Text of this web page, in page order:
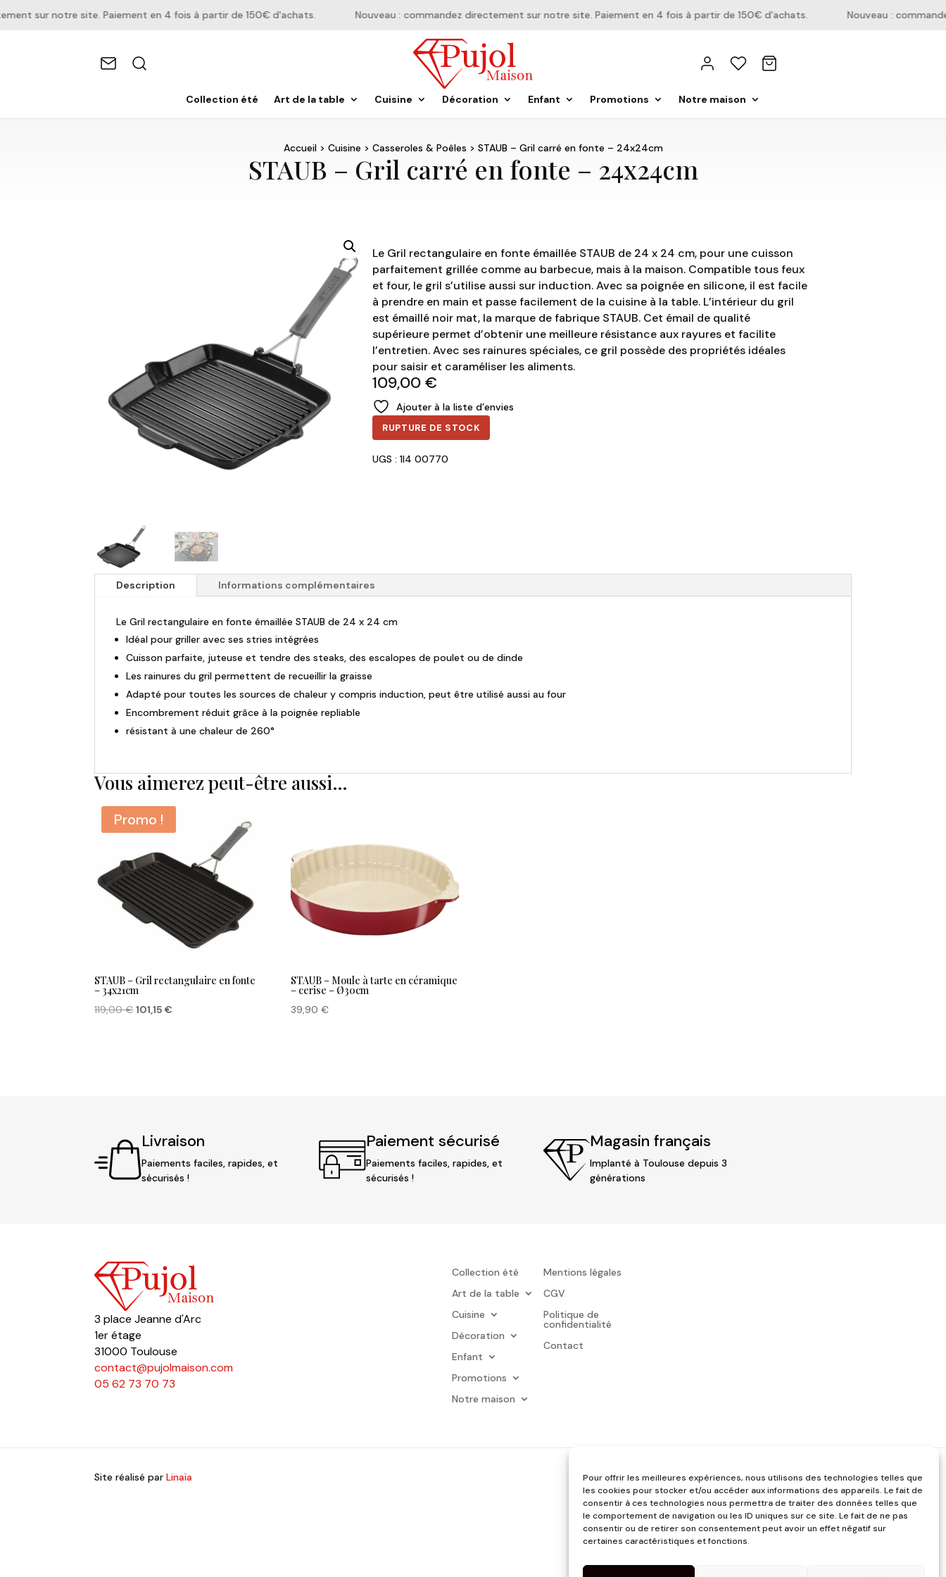
Pour offrir les meilleures expériences, nous utilisons des technologies telles que
les cookies pour stocker et/ou accéder aux informations des appareils. Le fait de
consentir à ces technologies nous permettra de traiter des données telles que
le comportement de navigation ou les ID uniques sur ce site. Le fait de ne pas
consentir ou de retirer son consentement peut avoir un effet négatif sur
certaines caractéristiques et fonctions.
sur notre site. Paiement en 4 fois à partir de 150€ d'achats. Nouveau : commandez directement sur notre site. Paiement en 4 fois à partir de 150€ d'achats. Nouveau :
Collection été Art de la table Cuisine Décoration Enfant Promotions Notre maison
Accueil> Cuisine> Casseroles & Poêles > STAUB – Gril carré en fonte – 24x24cm
STAUB – Gril carré en fonte – 24x24cm
Le Gril rectangulaire en fonte émaillée STAUB de 24 x 24 cm, pour une cuisson
parfaitement grillée comme au barbecue, mais à la maison. Compatible tous feux
et four, le gril s’utilise aussi sur induction. Avec sa poignée en silicone, il est facile
à prendre en main et passe facilement de la cuisine à la table. L’intérieur du gril
est émaillé noir mat, la marque de fabrique STAUB. Cet émail de qualité
supérieure permet d’obtenir une meilleure résistance aux rayures et facilite
l’entretien. Avec ses rainures spéciales, ce gril possède des propriétés idéales
pour saisir et caraméliser les aliments.
109,00 €
Ajouter à la liste d’envies
RUPTURE DE STOCK
UGS : 1I4 00770
Description Informations complémentaires
Le Gril rectangulaire en fonte émaillée STAUB de 24 x 24 cm
Idéal pour griller avec ses stries intégrées
Cuisson parfaite, juteuse et tendre des steaks, des escalopes de poulet ou de dinde
Les rainures du gril permettent de recueillir la graisse
Adapté pour toutes les sources de chaleur y compris induction, peut être utilisé aussi au four
Encombrement réduit grâce à la poignée repliable
résistant à une chaleur de 260°
Vous aimerez peut-être aussi…
Promo !
STAUB – Gril rectangulaire en fonte
– 34x21cm
119,00€Le
101,15€
STAUB – Moule à tarte en céramique
– cerise – Ø30cm
39,90€
Livraison
Paiements faciles, rapides, et
sécurisés !
Paiement sécurisé
Paiements faciles, rapides, et
sécurisés !
Magasin français
Implanté à Toulouse depuis 3
générations
3 place Jeanne d'Arc
1er étage
31000 Toulouse
contact@pujolmaison.com
05 62 73 70 73
Collection été
Art de la table
Cuisine
Décoration
Enfant
Promotions
Notre maison
Mentions légales
CGV
Politique de
confidentialité
Contact
Site réalisé parLinaïa